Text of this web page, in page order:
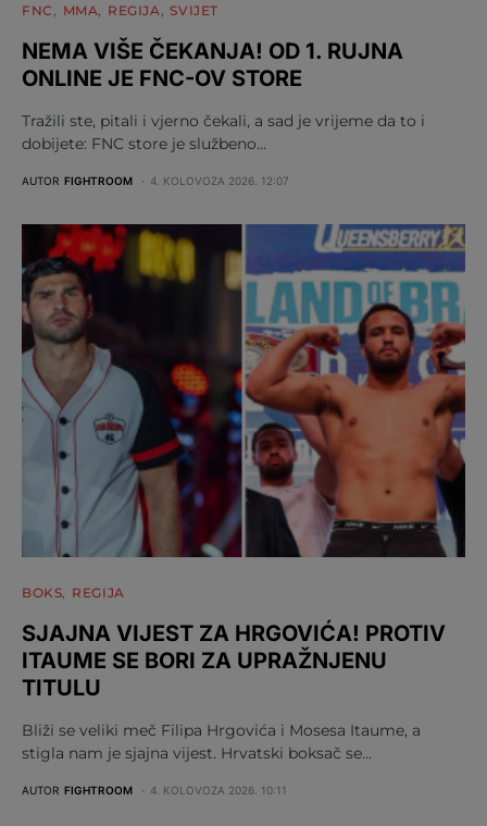
FNC MMA REGIJA SVIJET
NEMA VIŠE ČEKANJA! OD 1. RUJNA
ONLINE JE FNC-OV STORE
Tražili ste, pitali i vjerno čekali, a sad je vrijeme da to i
dobijete: FNC store je službeno…
AUTOR FIGHTROOM 4. KOLOVOZA 2026. 12:07
BOKS REGIJA
SJAJNA VIJEST ZA HRGOVIĆA! PROTIV
ITAUME SE BORI ZA UPRAŽNJENU
TITULU
Bliži se veliki meč Filipa Hrgovića i Mosesa Itaume, a
stigla nam je sjajna vijest. Hrvatski boksač se…
AUTOR FIGHTROOM 4. KOLOVOZA 2026. 10:11